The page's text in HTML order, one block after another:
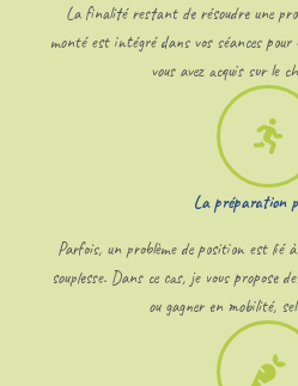
La finalité restant de résoudre une
monté est intégré dans vos séances pour
vous avez acquis sur le
La préparation
Parfois, un problème de position est lié
souplesse. Dans ce cas, je vous propose
ou gagner en mobilité,